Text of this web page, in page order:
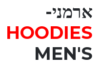
ארמני-
HOODIES
MEN'S